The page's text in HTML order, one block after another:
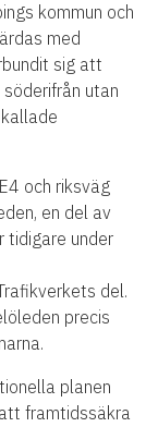
kommun och
med
sig att
utan
och riksväg
en del av
tidigare under
del.
precis
planen
framtidssäkra